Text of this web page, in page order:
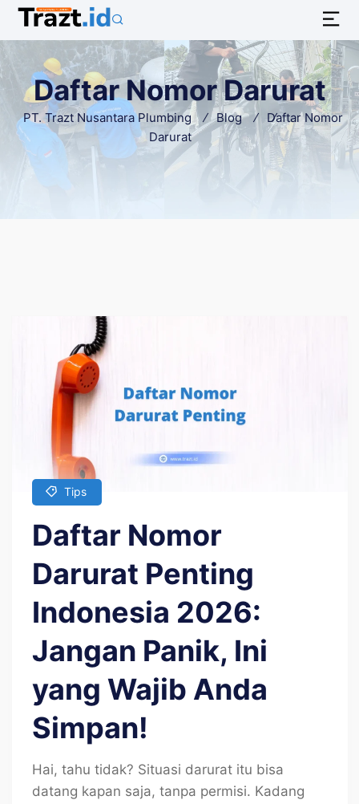
Daftar Nomor Darurat
PT. Trazt Nusantara Plumbing Blog
Daftar Nomor
Darurat
Tips
Daftar Nomor
Darurat Penting
Indonesia 2026:
Jangan Panik, Ini
yang Wajib Anda
Simpan!
Hai, tahu tidak? Situasi darurat itu bisa
datang kapan saja, tanpa permisi. Kadang